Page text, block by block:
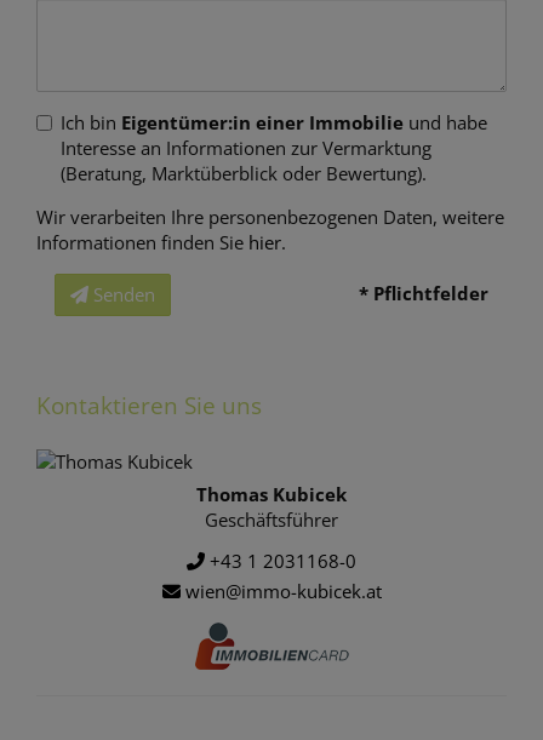
Ich bin Eigentümer:in einer Immobilie und habe
Interesse an Informationen zur Vermarktung
(Beratung, Marktüberblick oder Bewertung).
Wir verarbeiten Ihre personenbezogenen Daten, weitere
Informationen finden Sie hier.
Senden * Pflichtfelder
Kontaktieren Sie uns
Thomas Kubicek
Geschäftsführer
+43 1 2031168-0
wien@immo-kubicek.at